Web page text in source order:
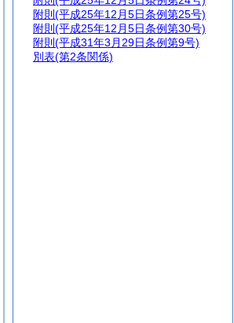
附則 (平成25年12月5日条例第25号)
附則 (平成25年12月5日条例第30号)
附則 (平成31年3月29日条例第9号)
別表(第2条関係)